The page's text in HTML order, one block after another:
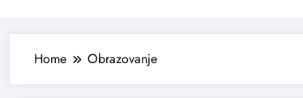
Home Obrazovanje